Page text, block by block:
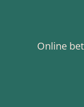
Online